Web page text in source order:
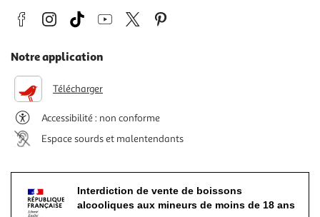
Notre application
Télécharger
Accessibilité : non conforme
Espace sourds et malentendants
Interdiction de vente de boissons
alcooliques aux mineurs de moins de 18 ans